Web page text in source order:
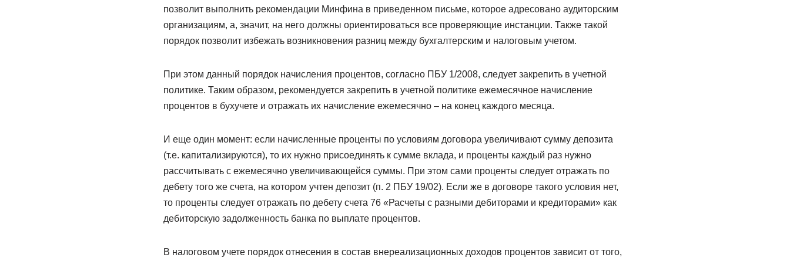
позволит выполнить рекомендации Минфина в приведенном письме, которое адресовано аудиторским
организациям, а, значит, на него должны ориентироваться все проверяющие инстанции. Также такой
порядок позволит избежать возникновения разниц между бухгалтерским и налоговым учетом.
При этом данный порядок начисления процентов, согласно ПБУ 1/2008, следует закрепить в учетной
политике. Таким образом, рекомендуется закрепить в учетной политике ежемесячное начисление
процентов в бухучете и отражать их начисление ежемесячно – на конец каждого месяца.
И еще один момент: если начисленные проценты по условиям договора увеличивают сумму депозита
(т.е. капитализируются), то их нужно присоединять к сумме вклада, и проценты каждый раз нужно
рассчитывать с ежемесячно увеличивающейся суммы. При этом сами проценты следует отражать по
дебету того же счета, на котором учтен депозит (п. 2 ПБУ 19/02). Если же в договоре такого условия нет,
то проценты следует отражать по дебету счета 76 «Расчеты с разными дебиторами и кредиторами» как
дебиторскую задолженность банка по выплате процентов.
В налоговом учете порядок отнесения в состав внереализационных доходов процентов зависит от того,